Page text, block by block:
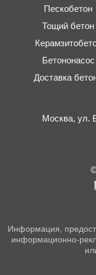
Пескобетон
Тощий бетон
Бетононасос
Доставка
Москва, ул.
Информация,
информационно-